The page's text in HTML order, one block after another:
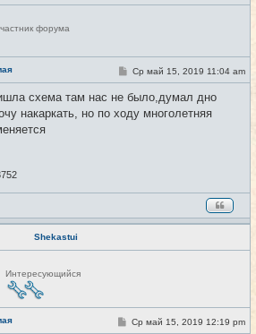
форума
#9
С
о
о
б
щ
Ср май 15, 2019 11:04 am
схема там нас не было,думал дно
накаркать, но по ходу многолетняя
Shekastui
Интересующийся
#10
ССр май 15, 2019 12:19 pm